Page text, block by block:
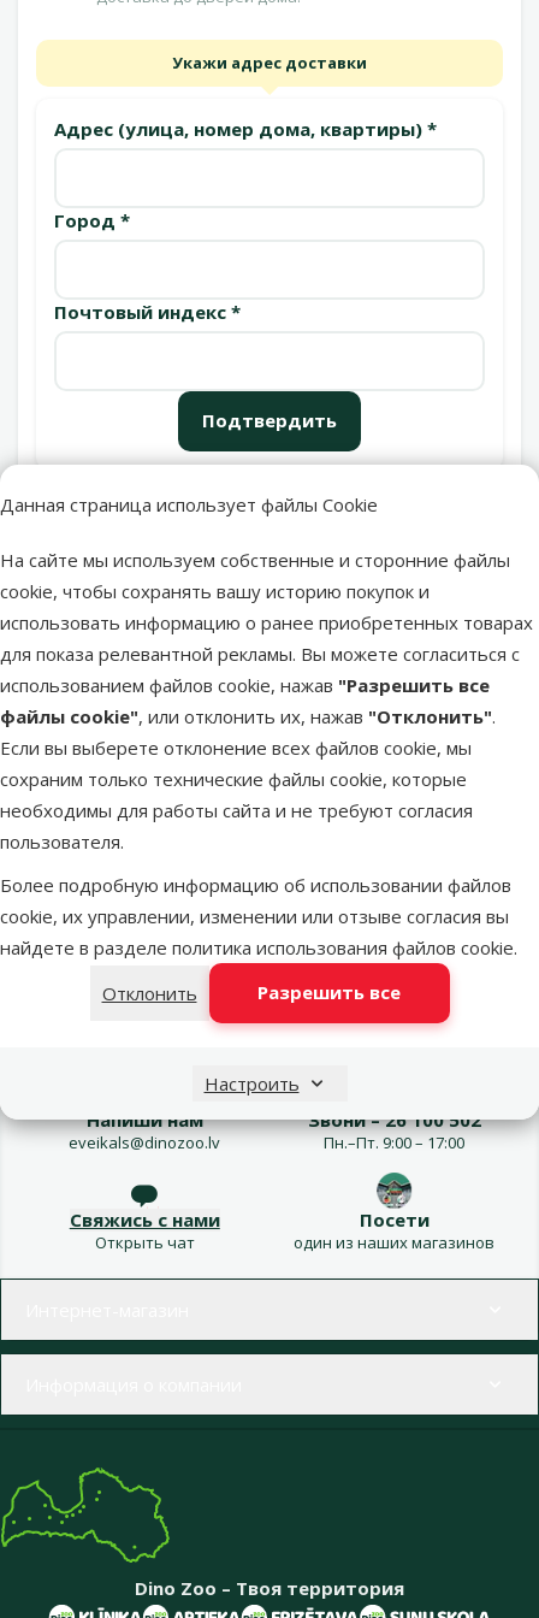
Данная страница использует файлы Cookie
На сайте мы используем собственные и сторонние файлы
cookie, чтобы сохранять вашу историю покупок и
использовать информацию о ранее приобретенных товарах
для показа релевантной рекламы. Вы можете согласиться с
использованием файлов cookie, нажав "Разрешить все
файлы cookie", или отклонить их, нажав "Отклонить".
Если вы выберете отклонение всех файлов cookie, мы
сохраним только технические файлы cookie, которые
необходимы для работы сайта и не требуют согласия
пользователя.
Более подробную информацию об использовании файлов
cookie, их управлении, изменении или отзыве согласия вы
найдете в разделе политика использования файлов cookie.
Отклонить
Разрешить все
Настроить
Укажи адрес доставки
Адрес (улица, номер дома, квартиры) *
Город *
Почтовый индекс *
Подтвердить
LATVIJAS PASTS почтовое отделение
DPD Pickup tīkls в среду
OMNIVA пакоматы в среду
Latvijas Pasts пакомат в среду
Добавить в корзину
Напиши нам
eveikals@dinozoo.lv
Звони – 26 100 502
Пн.–Пт. 9:00 – 17:00
Свяжись с нами
Открыть чат
Посети
один из наших магазинов
Dino Zoo – Твоя территория